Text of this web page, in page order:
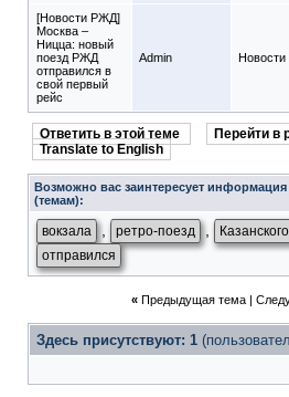
[Новости РЖД]
Москва –
Ницца: новый
поезд РЖД
отправился в
свой первый
рейс
Admin Новости
Ответить в этой теме
Перейти в
Translate to English
Возможно вас заинтересует
(темам):
вокзала ретро-поезд Казанского
отправился
« Предыдущая тема|
Здесь присутствуют: 1